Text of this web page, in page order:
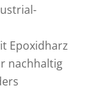
Epoxidharz
nachhaltig